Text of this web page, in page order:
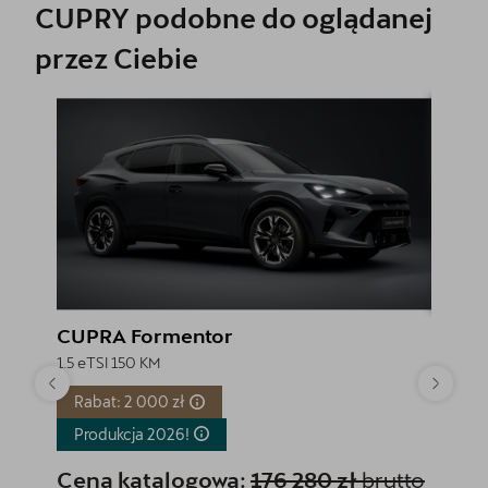
CUPRY podobne do oglądanej
przez Ciebie
CUPRA Formentor
1.5 eTSI 150 KM
Rabat: 2 000 zł
Produkcja 2026!
Cena katalogowa: 176 280 złbrutto